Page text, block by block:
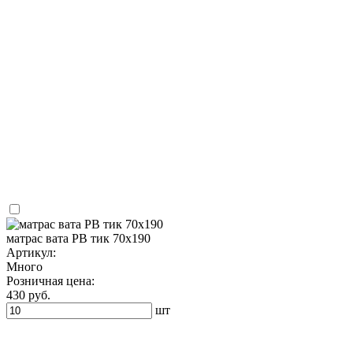
матрас вата РВ тик 70х190
Артикул:
Много
Розничная цена:
430 руб.
шт